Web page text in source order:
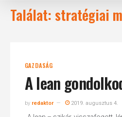
Találat: stratégiai
GAZDASÁG
A lean
by redaktor 2019. augusztus 4.